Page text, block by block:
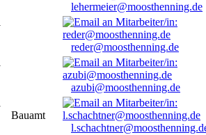
lehermeier@moosthenning.de
reder@moosthenning.de
azubi@moosthenning.de
Bauamt